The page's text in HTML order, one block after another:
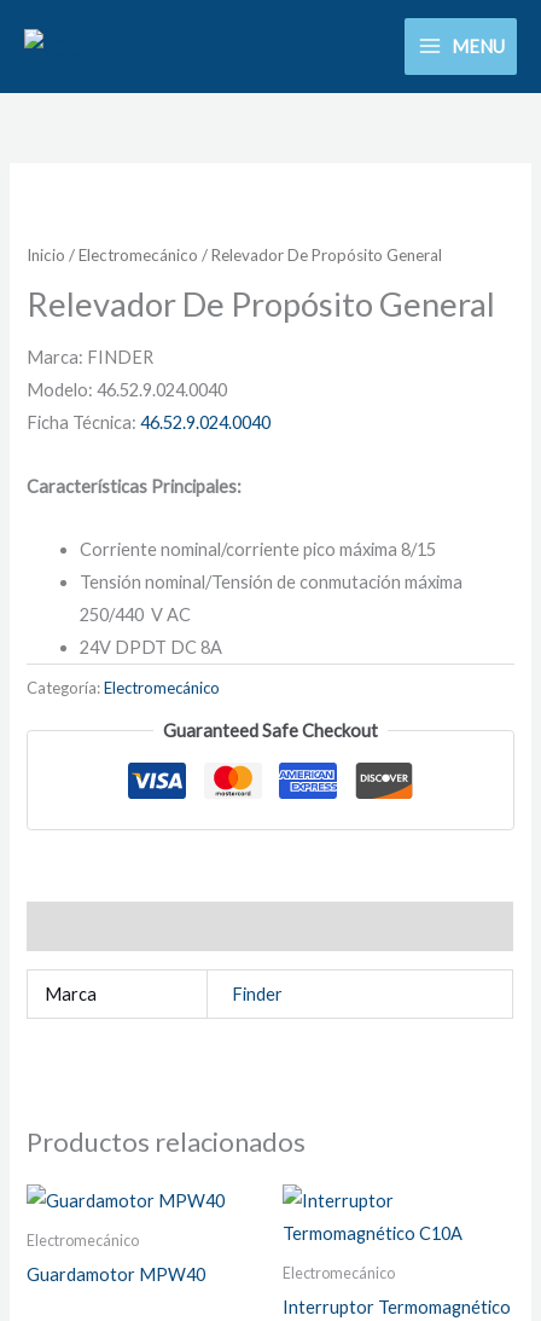
MENU
Inicio /Electromecánico / Relevador De Propósito General
Relevador De Propósito General
Marca: FINDER
Modelo: 46.52.9.024.0040
Ficha Técnica:46.52.9.024.0040
Características Principales:
Corriente nominal/corriente pico máxima 8/15
Tensión nominal/Tensión de conmutación máxima
250/440 V AC
24V DPDT DC 8A
Categoría:Electromecánico
Guaranteed Safe Checkout
Marca Finder
Productos relacionados
Electromecánico
Guardamotor MPW40 Electromecánico
Interruptor Termomagnético